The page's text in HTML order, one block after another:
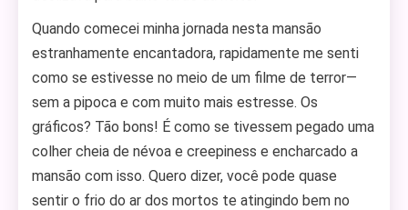
Quando comecei minha jornada nesta mansão
estranhamente encantadora, rapidamente me senti
como se estivesse no meio de um filme de terror—
sem a pipoca e com muito mais estresse. Os
gráficos? Tão bons! É como se tivessem pegado uma
colher cheia de névoa e creepiness e encharcado a
mansão com isso. Quero dizer, você pode quase
sentir o frio do ar dos mortos te atingindo bem no